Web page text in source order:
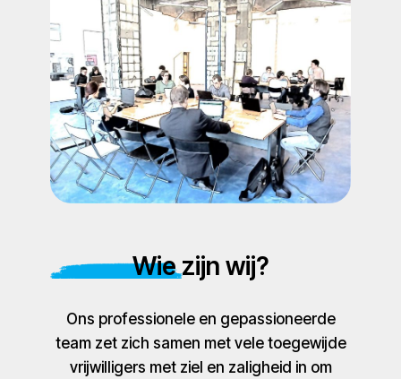
Wie zijn wij?
Ons professionele en gepassioneerde
team zet zich samen met vele toegewijde
vrijwilligers met ziel en zaligheid in om